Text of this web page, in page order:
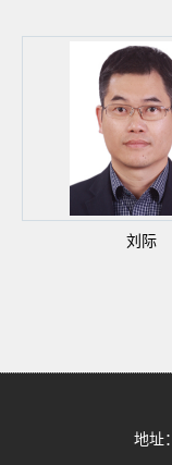
刘际
地址